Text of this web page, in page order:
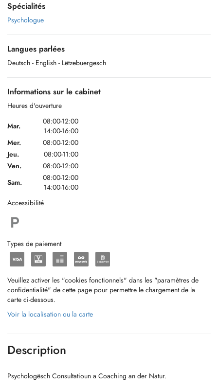
Spécialités
Psychologue
Langues parlées
Deutsch - English - Lëtzebuergesch
Informations sur le cabinet
Heures d'ouverture
Mar.
08:00-12:00
14:00-16:00
Mer.
08:00-12:00
Jeu.
08:00-11:00
Ven.
08:00-12:00
Sam.
08:00-12:00
14:00-16:00
Accessibilité
Types de paiement
Veuillez activer les "cookies fonctionnels" dans les "paramètres de
confidentialité" de cette page pour permettre le chargement de la
carte ci-dessous.
Voir la localisation ou la carte
Description
Psychologësch Consultatioun a Coaching an der Natur.